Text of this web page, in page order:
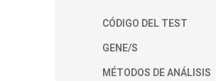
CÓDIGO DEL TEST
GENE/S
MÉTODOS DE ANÁLISIS